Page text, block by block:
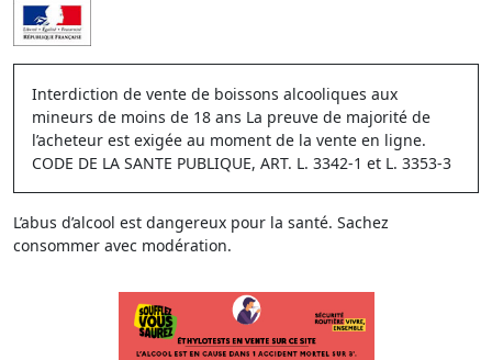
Interdiction de vente de boissons alcooliques aux
mineurs de moins de 18 ans La preuve de majorité de
l’acheteur est exigée au moment de la vente en ligne.
CODE DE LA SANTE PUBLIQUE, ART. L. 3342-1 et L. 3353-3
L’abus d’alcool est dangereux pour la santé. Sachez
consommer avec modération.